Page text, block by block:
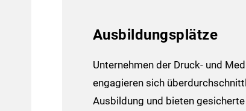
Ausbildungsplätze
Unternehmen der Druck- und
engagieren sich
Ausbildung und bieten